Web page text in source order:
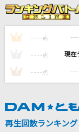
ローリンガール
wowaka feat.初音ミク
1 ---- 点 ----
---- 点 ----
3 ---- 点 ----
再生回数ランキング